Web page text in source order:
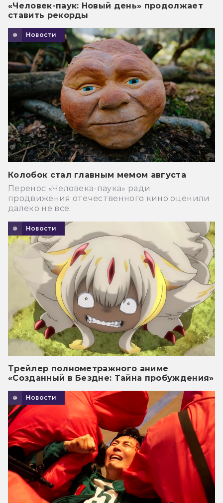
«Человек-паук: Новый день» продолжает
ставить рекорды
Новости
Колобок стал главным мемом августа
Перенос «Человека-паука» ради
продвижения отечественного кино оценили
далеко не все.
Новости
Трейлер полнометражного аниме
«Созданный в Бездне: Тайна пробуждения»
Новости